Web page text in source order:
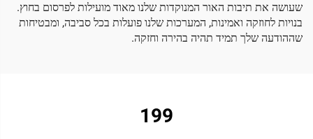
שעושה את תיבות האור המנוקדות שלנו מאוד מועילות לפרסום בחוץ.
בנויות לחוזקה ואמינות, המערכות שלנו פועלות בכל סביבה, ומבטיחות
שההודעה שלך תמיד תהיה בהירה וחזקה.
199